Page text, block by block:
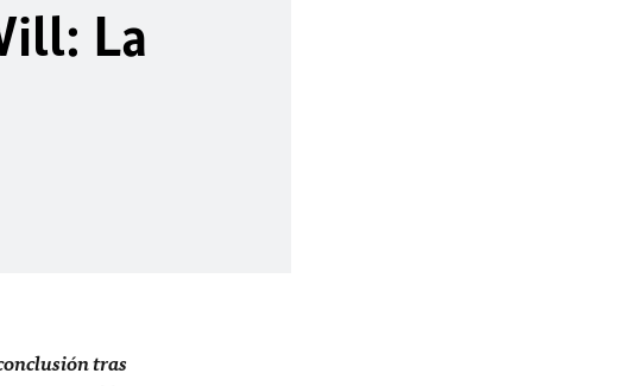
La
tras